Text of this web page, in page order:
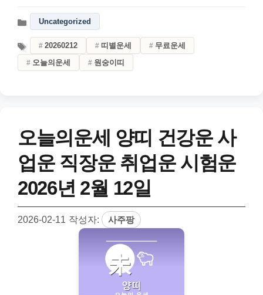
Uncategorized
20260212 띠별운세
무료운세
오늘의운세
원숭이띠
오늘의운세 양띠 건강운 사
업운 직장운 취업운 시험운
2026년 2월 12일
2026-02-11 작성자: 사주팡